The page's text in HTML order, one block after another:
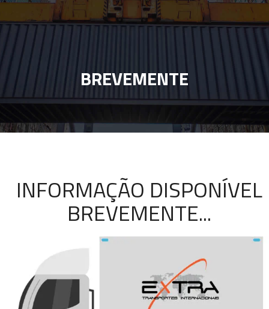
BREVEMENTE
INFORMAÇÃO DISPONÍVEL
BREVEMENTE...